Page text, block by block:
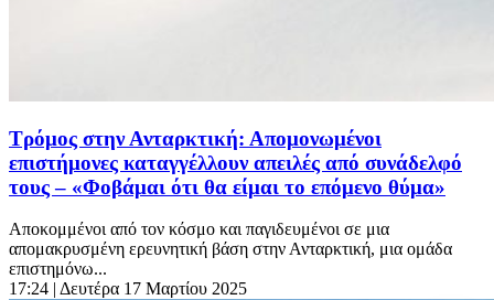
Τρόμος στην Ανταρκτική: Απομονωμένοι
επιστήμονες καταγγέλλουν απειλές από συνάδελφό
τους – «Φοβάμαι ότι θα είμαι το επόμενο θύμα»
Αποκομμένοι από τον κόσμο και παγιδευμένοι σε μια
απομακρυσμένη ερευνητική βάση στην Ανταρκτική, μια ομάδα
επιστημόνω...
17:24 | Δευτέρα 17 Μαρτίου 2025